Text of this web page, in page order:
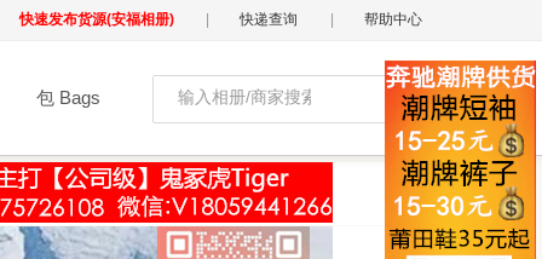
快速发布货源(安福相册) 快递查询 帮助中心
包 Bags